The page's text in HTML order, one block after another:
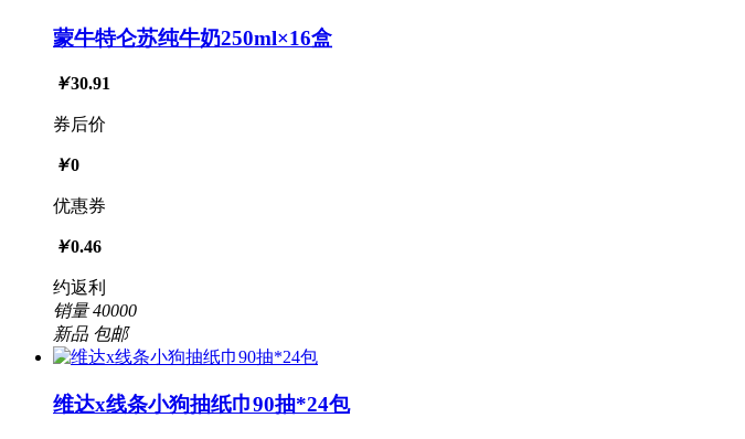
蒙牛特仑苏纯牛奶250ml×16盒
￥30.91
券后价
￥0
优惠券
￥0.46
约返利
销量40000
新品 包邮
维达x线条小狗抽纸巾90抽*24包